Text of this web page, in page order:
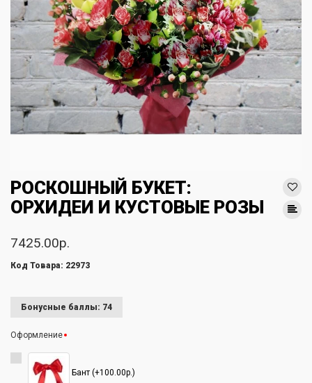
РОСКОШНЫЙ БУКЕТ:
ОРХИДЕИ И КУСТОВЫЕ РОЗЫ
7425.00р.
Код Товара: 22973
Бонусные баллы: 74
Оформление
Бант (+100.00р.)